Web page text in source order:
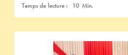
Temps de lecture : 10 Min.